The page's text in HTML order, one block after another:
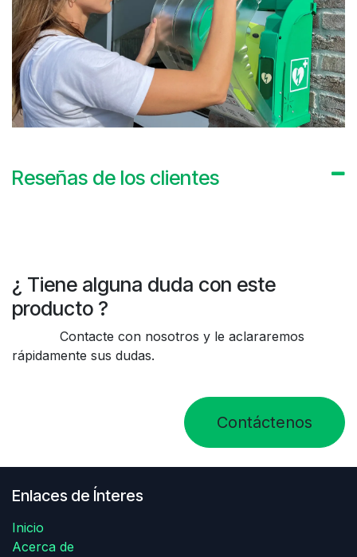
Reseñas de los clientes
¿ Tiene alguna duda con este
producto ?
Contacte con nosotros y le aclararemos
rápidamente sus dudas.
Contáctenos
Enlaces de Ínteres
Inicio
Acerca de